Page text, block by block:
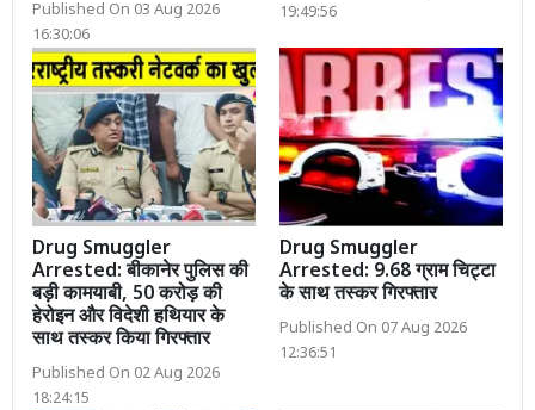
Published On 03 Aug 2026
16:30:06
19:49:56
Drug Smuggler
Arrested: बीकानेर पुलिस की
बड़ी कामयाबी, 50 करोड़ की
हेरोइन और विदेशी हथियार के
साथ तस्कर किया गिरफ्तार
Published On 02 Aug 2026
18:24:15
Drug Smuggler
Arrested: 9.68 ग्राम चिट्टा
के साथ तस्कर गिरफ्तार
Published On 07 Aug 2026
12:36:51